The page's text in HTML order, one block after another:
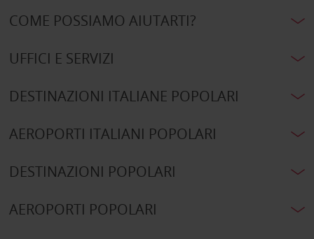
COME POSSIAMO AIUTARTI?
UFFICI E SERVIZI
DESTINAZIONI ITALIANE POPOLARI
AEROPORTI ITALIANI POPOLARI
DESTINAZIONI POPOLARI
AEROPORTI POPOLARI